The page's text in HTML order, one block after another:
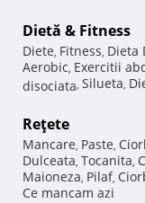
Dietă & Fitness
Diete, Fitness, Dieta
Aerobic, Exercitii
disociata, Silueta,
Reţete
Mancare, Paste,
Dulceata, Tocanita,
Maioneza, Pilaf,
Ce mancam azi